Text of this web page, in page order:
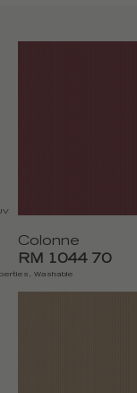
Washable
Colonne
RM 1044 70